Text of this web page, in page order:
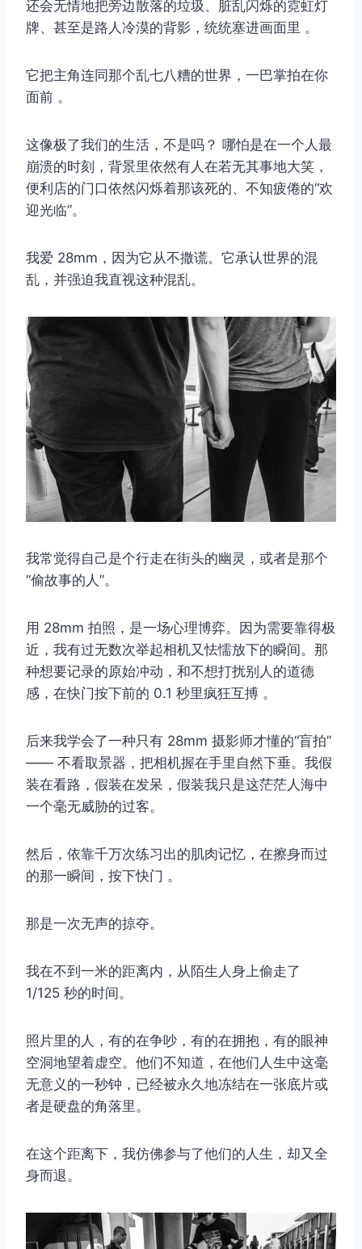
还会无情地把旁边散落的垃圾、脏乱闪烁的霓虹灯
牌、甚至是路人冷漠的背影，统统塞进画面里 。
它把主角连同那个乱七八糟的世界，一巴掌拍在你
面前 。
这像极了我们的生活，不是吗？ 哪怕是在一个人最
崩溃的时刻，背景里依然有人在若无其事地大笑，
便利店的门口依然闪烁着那该死的、不知疲倦的“欢
迎光临”。
我爱 28mm，因为它从不撒谎。它承认世界的混
乱，并强迫我直视这种混乱。
我常觉得自己是个行走在街头的幽灵，或者是那个
“偷故事的人”。
用 28mm 拍照，是一场心理博弈。因为需要靠得极
近，我有过无数次举起相机又怯懦放下的瞬间。那
种想要记录的原始冲动，和不想打扰别人的道德
感，在快门按下前的 0.1 秒里疯狂互搏 。
后来我学会了一种只有 28mm 摄影师才懂的“盲拍”
—— 不看取景器，把相机握在手里自然下垂。我假
装在看路，假装在发呆，假装我只是这茫茫人海中
一个毫无威胁的过客。
然后，依靠千万次练习出的肌肉记忆，在擦身而过
的那一瞬间，按下快门 。
那是一次无声的掠夺。
我在不到一米的距离内，从陌生人身上偷走了
1/125 秒的时间。
照片里的人，有的在争吵，有的在拥抱，有的眼神
空洞地望着虚空。他们不知道，在他们人生中这毫
无意义的一秒钟，已经被永久地冻结在一张底片或
者是硬盘的角落里。
在这个距离下，我仿佛参与了他们的人生，却又全
身而退。